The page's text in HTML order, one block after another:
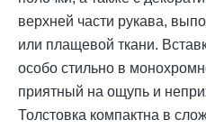
верхней части рукава,
или плащевой ткани.
особо стильно в
приятный на ощупь и
Толстовка компактна в